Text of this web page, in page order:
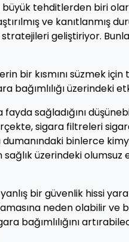
tehditlerden biri
ve kanıtlanmış
geliştiriyor.
bir kısmını süzmek için
bağımlılığı üzerindeki
sağladığını
sigara filtreleri
binlerce
üzerindeki
bir güvenlik hissi
neden olabilir ve
bağımlılığını